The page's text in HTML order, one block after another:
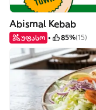
Abismal Kebab
უფასო 85%(15)